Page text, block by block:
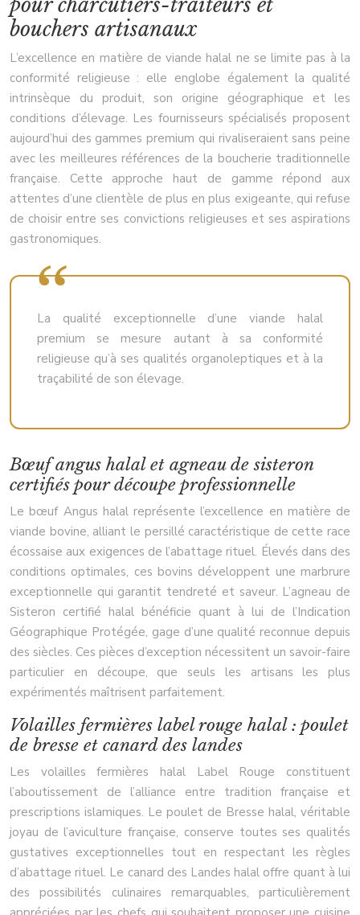
pour charcutiers-traiteurs et
bouchers artisanaux
L’excellence en matière de viande halal ne se limite pas à la
conformité religieuse : elle englobe également la qualité
intrinsèque du produit, son origine géographique et les
conditions d’élevage. Les fournisseurs spécialisés proposent
aujourd’hui des gammes premium qui rivaliseraient sans peine
avec les meilleures références de la boucherie traditionnelle
française. Cette approche haut de gamme répond aux
attentes d’une clientèle de plus en plus exigeante, qui refuse
de choisir entre ses convictions religieuses et ses aspirations
gastronomiques.
La qualité exceptionnelle d’une viande halal
premium se mesure autant à sa conformité
religieuse qu’à ses qualités organoleptiques et à la
traçabilité de son élevage.
Bœuf angus halal et agneau de sisteron
certifiés pour découpe professionnelle
Le bœuf Angus halal représente l’excellence en matière de
viande bovine, alliant le persillé caractéristique de cette race
écossaise aux exigences de l’abattage rituel. Élevés dans des
conditions optimales, ces bovins développent une marbrure
exceptionnelle qui garantit tendreté et saveur. L’agneau de
Sisteron certifié halal bénéficie quant à lui de l’Indication
Géographique Protégée, gage d’une qualité reconnue depuis
des siècles. Ces pièces d’exception nécessitent un savoir-faire
particulier en découpe, que seuls les artisans les plus
expérimentés maîtrisent parfaitement.
Volailles fermières label rouge halal : poulet
de bresse et canard des landes
Les volailles fermières halal Label Rouge constituent
l’aboutissement de l’alliance entre tradition française et
prescriptions islamiques. Le poulet de Bresse halal, véritable
joyau de l’aviculture française, conserve toutes ses qualités
gustatives exceptionnelles tout en respectant les règles
d’abattage rituel. Le canard des Landes halal offre quant à lui
des possibilités culinaires remarquables, particulièrement